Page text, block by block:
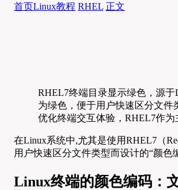
首页Linux教程 RHEL 正文
RHEL7终端目录显示绿色，源
为绿色，便于用户快速区分文件
优化终端交互体验，RHEL7作
在Linux系统中,尤其是使用RHEL7（
用户快速区分文件类型而设计的“颜色
Linux终端的颜色编码：